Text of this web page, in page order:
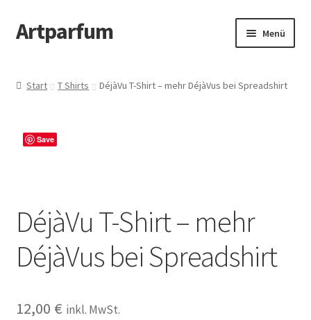
Zur
Navigation
Zum
Inhalt
Artparfum Menü
AGB
Checkout
Datenschutzbelehrung
Start T Shirts DéjàVu T-Shirt – mehr DéjàVus bei Spreadshirt
Save
DéjàVu T-Shirt – mehr
DéjàVus bei Spreadshirt
12,00 € inkl. MwSt.